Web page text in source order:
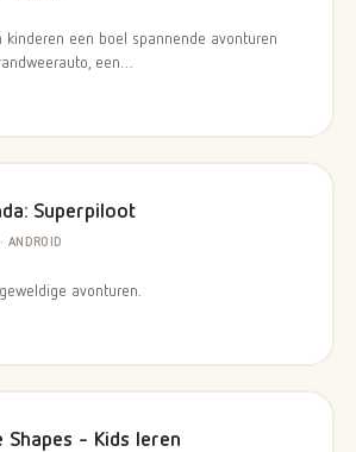
kinderen een boel spannende avonturen
een…
Superpiloot
ANDROID
avonturen.
Shapes - Kids leren